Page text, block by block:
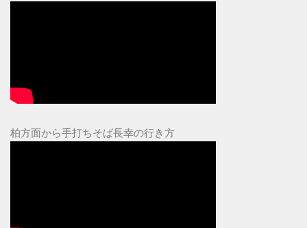
柏方面から手打ちそば長幸の行き方